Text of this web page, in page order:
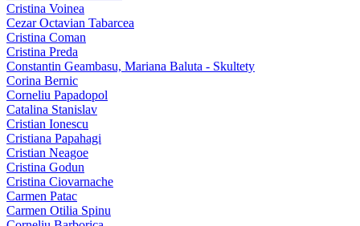
Cristina Voinea
Cezar Octavian Tabarcea
Cristina Coman
Cristina Preda
Constantin Geambasu, Mariana Baluta - Skultety
Corina Bernic
Corneliu Papadopol
Catalina Stanislav
Cristian Ionescu
Cristiana Papahagi
Cristian Neagoe
Cristina Godun
Cristina Ciovarnache
Carmen Patac
Carmen Otilia Spinu